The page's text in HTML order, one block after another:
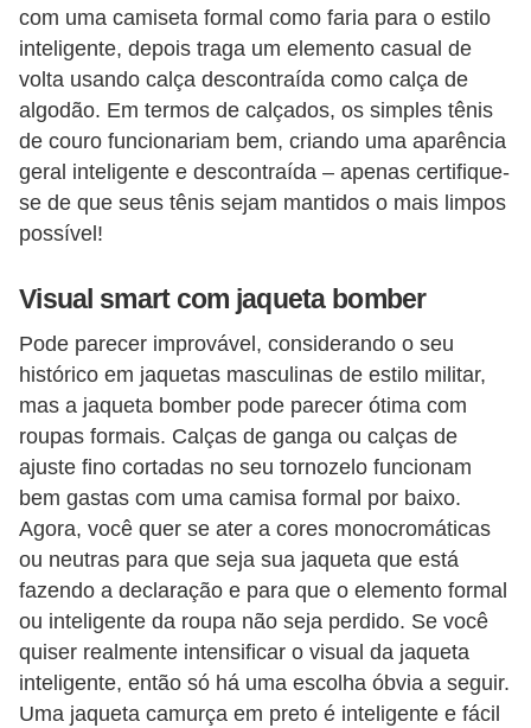
com uma camiseta formal como faria para o estilo
inteligente, depois traga um elemento casual de
volta usando calça descontraída como calça de
algodão. Em termos de calçados, os simples tênis
de couro funcionariam bem, criando uma aparência
geral inteligente e descontraída – apenas certifique-
se de que seus tênis sejam mantidos o mais limpos
possível!
Visual smart com jaqueta bomber
Pode parecer improvável, considerando o seu
histórico em jaquetas masculinas de estilo militar,
mas a jaqueta bomber pode parecer ótima com
roupas formais. Calças de ganga ou calças de
ajuste fino cortadas no seu tornozelo funcionam
bem gastas com uma camisa formal por baixo.
Agora, você quer se ater a cores monocromáticas
ou neutras para que seja sua jaqueta que está
fazendo a declaração e para que o elemento formal
ou inteligente da roupa não seja perdido. Se você
quiser realmente intensificar o visual da jaqueta
inteligente, então só há uma escolha óbvia a seguir.
Uma jaqueta camurça em preto é inteligente e fácil
ã
o
s
R
o
u
p
s
e
a
c
e
s
s
ó
r
i
o
s